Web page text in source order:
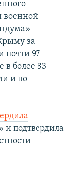
военной
за
почти 97
в более 83
и по
и подтвердила